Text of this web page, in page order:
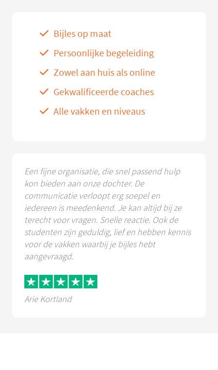
Bijles op maat
Persoonlijke begeleiding
Zowel aan huis als online
Gekwalificeerde coaches
Alle vakken en niveaus
Een fijne organisatie, die snel passend hulp
kon bieden aan onze dochter. De
communicatie verloopt erg soepel en
iedereen is meedenkend. Je kan altijd bij ze
terecht voor vragen. Snelle reactie. Ook de
studenten zijn geduldig, lief en hebben kennis
voor de vakken waarbij je bijles hebt
aangevraagd.
Arie Kortland